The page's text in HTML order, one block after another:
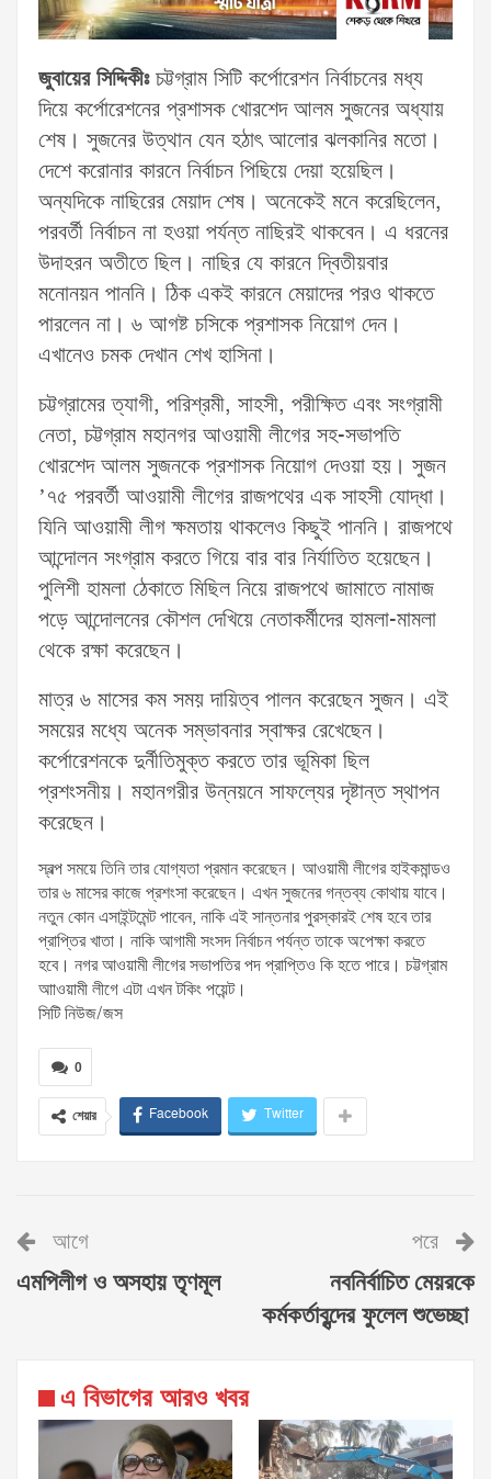
জুবায়ের সিদ্দিকীঃচট্টগ্রাম সিটি কর্পোরেশন নির্বাচনের মধ্য
দিয়ে কর্পোরেশনের প্রশাসক খোরশেদ আলম সুজনের অধ্যায়
শেষ। সুজনের উত্থান যেন হঠাৎ আলোর ঝলকানির মতো।
দেশে করোনার কারনে নির্বাচন পিছিয়ে দেয়া হয়েছিল।
অন্যদিকে নাছিরের মেয়াদ শেষ। অনেকেই মনে করেছিলেন,
পরবর্তী নির্বাচন না হওয়া পর্যন্ত নাছিরই থাকবেন। এ ধরনের
উদাহরন অতীতে ছিল। নাছির যে কারনে দ্বিতীয়বার
মনোনয়ন পাননি। ঠিক একই কারনে মেয়াদের পরও থাকতে
পারলেন না। ৬ আগষ্ট চসিকে প্রশাসক নিয়োগ দেন।
এখানেও চমক দেখান শেখ হাসিনা।
চট্টগ্রামের ত্যাগী, পরিশ্রমী, সাহসী, পরীক্ষিত এবং সংগ্রামী
নেতা, চট্টগ্রাম মহানগর আওয়ামী লীগের সহ-সভাপতি
খোরশেদ আলম সুজনকে প্রশাসক নিয়োগ দেওয়া হয়। সুজন
’৭৫ পরবর্তী আওয়ামী লীগের রাজপথের এক সাহসী যোদ্ধা।
যিনি আওয়ামী লীগ ক্ষমতায় থাকলেও কিছুই পাননি। রাজপথে
আন্দোলন সংগ্রাম করতে গিয়ে বার বার নির্যাতিত হয়েছেন।
পুলিশী হামলা ঠেকাতে মিছিল নিয়ে রাজপথে জামাতে নামাজ
পড়ে আন্দোলনের কৌশল দেখিয়ে নেতাকর্মীদের হামলা-মামলা
থেকে রক্ষা করেছেন।
মাত্র ৬ মাসের কম সময় দায়িত্ব পালন করেছেন সুজন। এই
সময়ের মধ্যে অনেক সম্ভাবনার স্বাক্ষর রেখেছেন।
কর্পোরেশনকে দুর্নীতিমুক্ত করতে তার ভূমিকা ছিল
প্রশংসনীয়। মহানগরীর উন্নয়নে সাফল্যের দৃষ্টান্ত স্থাপন
করেছেন।
স্বল্প সময়ে তিনি তার যোগ্যতা প্রমান করেছেন। আওয়ামী লীগের হাইকমান্ডও
তার ৬ মাসের কাজে প্রশংসা করেছেন। এখন সুজনের গন্তব্য কোথায় যাবে।
নতুন কোন এসাইন্টমেন্ট পাবেন, নাকি এই সান্তনার পুরস্কারই শেষ হবে তার
প্রাপ্তির খাতা। নাকি আগামী সংসদ নির্বাচন পর্যন্ত তাকে অপেক্ষা করতে
হবে। নগর আওয়ামী লীগের সভাপতির পদ প্রাপ্তিও কি হতে পারে। চট্টগ্রাম
আাওয়ামী লীগে এটা এখন টকিং পয়েন্ট।
সিটি নিউজ/জস
0
শেয়ার Facebook Twitter
আগে
এমপিলীগ ও অসহায় তৃণমূল
পরে
নবনির্বাচিত মেয়রকে
কর্মকর্তাবৃন্দের ফুলেল শুভেচ্ছা
এ বিভাগের আরও খবর